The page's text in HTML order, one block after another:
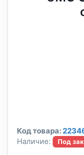
Код товара:
Наличие:
Под